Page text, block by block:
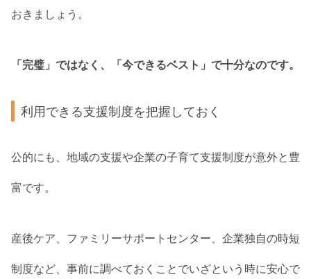
おきましょう。
「完璧」ではなく、「今できるベスト」で十分なのです。
利用できる支援制度を把握しておく
公的にも、地域の支援や企業の子育て支援制度が意外と豊
富です。
産後ケア、ファミリーサポートセンター、企業独自の時短
制度など、事前に調べておくことでいざという時に安心で